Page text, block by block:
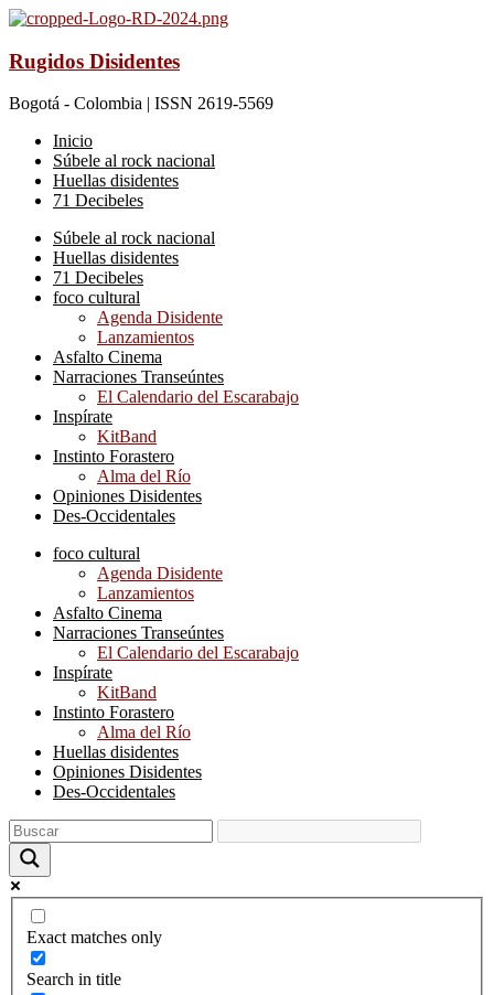
Rugidos Disidentes
Bogotá - Colombia | ISSN 2619-5569
Inicio
Súbele al rock nacional
Huellas disidentes
71 Decibeles
Súbele al rock nacional
Huellas disidentes
71 Decibeles
foco cultural
Agenda Disidente
Lanzamientos
Asfalto Cinema
Narraciones Transeúntes
El Calendario del Escarabajo
Inspírate
KitBand
Instinto Forastero
Alma del Río
Opiniones Disidentes
Des-Occidentales
foco cultural
Agenda Disidente
Lanzamientos
Asfalto Cinema
Narraciones Transeúntes
El Calendario del Escarabajo
Inspírate
KitBand
Instinto Forastero
Alma del Río
Huellas disidentes
Opiniones Disidentes
Des-Occidentales
Exact matches only
Search in title